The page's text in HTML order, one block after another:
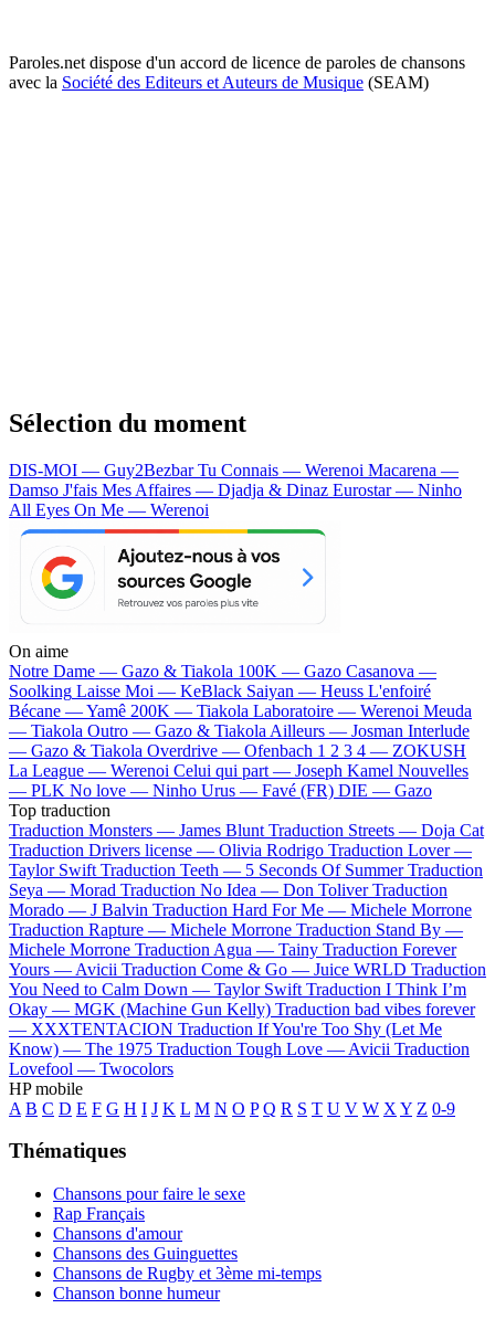
Paroles.net dispose d'un accord de licence de paroles de chansons
avec la Société des Editeurs et Auteurs de Musique (SEAM)
Sélection du moment
DIS-MOI — Guy2BezbarTu Connais — Werenoi Macarena —
Damso J'fais Mes Affaires — Djadja & Dinaz Eurostar — Ninho
All Eyes On Me — Werenoi
On aime
Notre Dame — Gazo & Tiakola 100K — Gazo Casanova —
Soolking Laisse Moi — KeBlack Saiyan — Heuss L'enfoiré
Bécane —Yamê 200K — Tiakola Laboratoire — Werenoi Meuda
— Tiakola Outro — Gazo & Tiakola Ailleurs — Josman Interlude
— Gazo & Tiakola Overdrive — Ofenbach 1 2 3 4 — ZOKUSH
La League — Werenoi Celui qui part — Joseph Kamel Nouvelles
— PLK No love — Ninho Urus — Favé (FR) DIE — Gazo
Top traduction
Traduction Monsters — James Blunt Traduction Streets — Doja Cat
Traduction Drivers license — Olivia Rodrigo Traduction Lover —
Taylor Swift Traduction Teeth — 5 Seconds Of Summer Traduction
Seya — Morad Traduction No Idea — Don Toliver Traduction
Morado — J Balvin Traduction Hard For Me — Michele Morrone
Traduction Rapture — Michele Morrone Traduction Stand By —
Michele Morrone Traduction Agua — Tainy Traduction Forever
Yours — Avicii Traduction Come & Go — Juice WRLD Traduction
You Need to Calm Down — Taylor Swift Traduction I Think I’m
Okay — MGK (Machine Gun Kelly) Traduction bad vibes forever
— XXXTENTACION Traduction If You're Too Shy (Let Me
Know) — The 1975 Traduction Tough Love — Avicii Traduction
Lovefool — Twocolors
HP mobile
A B C D E F G H I J K L M N O P Q R S T U V W X Y Z 0-9
Thématiques
Chansons pour faire le sexe
Rap Français
Chansons d'amour
Chansons des Guinguettes
Chansons de Rugby et 3ème mi-temps
Chanson bonne humeur